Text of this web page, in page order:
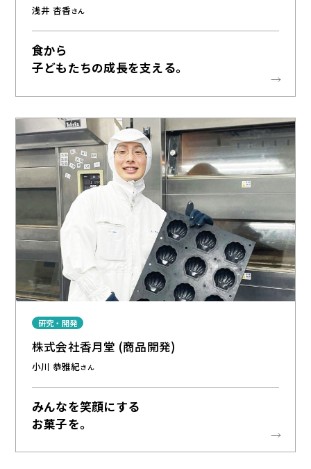
浅井 杏香さん
食から
子どもたちの成長を支える。
研究・開発
株式会社香月堂 (商品開発)
小川 恭雅紀さん
みんなを笑顔にする
お菓子を。